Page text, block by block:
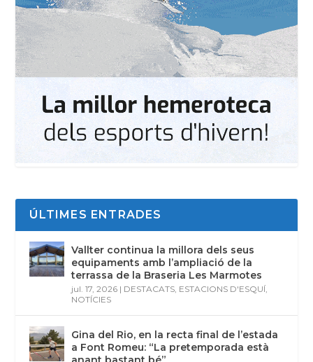
ÚLTIMES ENTRADES
Vallter continua la millora dels seus
equipaments amb l’ampliació de la
terrassa de la Braseria Les Marmotes
jul. 17, 2026 | DESTACATS, ESTACIONS D'ESQUÍ,
NOTÍCIES
Gina del Rio, en la recta final de l’estada
a Font Romeu: “La pretemporada està